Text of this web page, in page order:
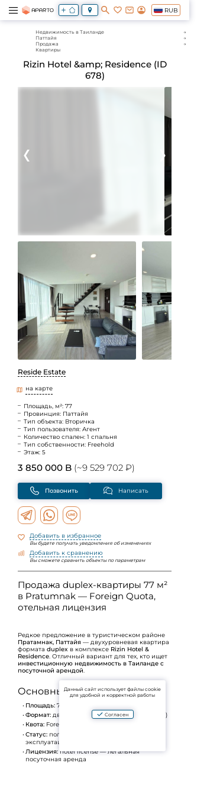
RUB
Недвижимость в Таиланде
Паттайя
Продажа
Квартиры
Rizin Hotel &amp; Residence (ID
678)
Reside Estate
на карте
Площадь, м²: 77
Провинция: Паттайя
Тип объекта: Вторичка
Тип пользователя: Агент
Количество спален: 1 спальня
Тип собственности: Freehold
Этаж: 5
3 850 000 B (~9 529 702 ₽)
Позвонить Написать
Добавить в избранное
Вы будете получать уведомления об изменениях
Добавить к сравнению
Вы сможете сравнить объекты по параметрам
Продажа duplex-квартиры 77 м²
в Pratumnak — Foreign Quota,
отельная лицензия
Редкое предложение в туристическом районе
Пратамнак, Паттайя — двухуровневая квартира
формата duplex в комплексе Rizin Hotel &
Residence. Отличный вариант для тех, кто ищет
инвестиционную недвижимость в Таиланде с
посуточной арендой.
Основные характеристики:
Площадь: 77 м²
Формат: двухуровневая квартира (5–6 этажи)
Квота: Foreign Quota
Статус: полностью меблирована, готова к
эксплуатации
Лицензия: hotel license — легальная
посуточная аренда
Данный сайт использует файлы cookie
для удобной и корректной работы
Согласен